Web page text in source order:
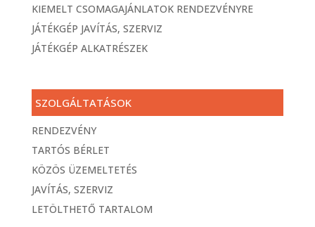
KIEMELT CSOMAGAJÁNLATOK RENDEZVÉNYRE
JÁTÉKGÉP JAVÍTÁS, SZERVIZ
JÁTÉKGÉP ALKATRÉSZEK
SZOLGÁLTATÁSOK
RENDEZVÉNY
TARTÓS BÉRLET
KÖZÖS ÜZEMELTETÉS
JAVÍTÁS, SZERVIZ
LETÖLTHETŐ TARTALOM